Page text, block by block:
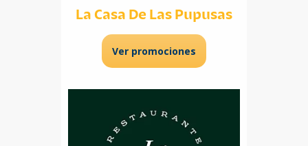
La Casa De Las Pupusas
Ver promociones